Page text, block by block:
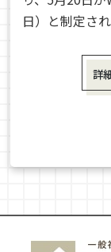
日）と制定され
詳